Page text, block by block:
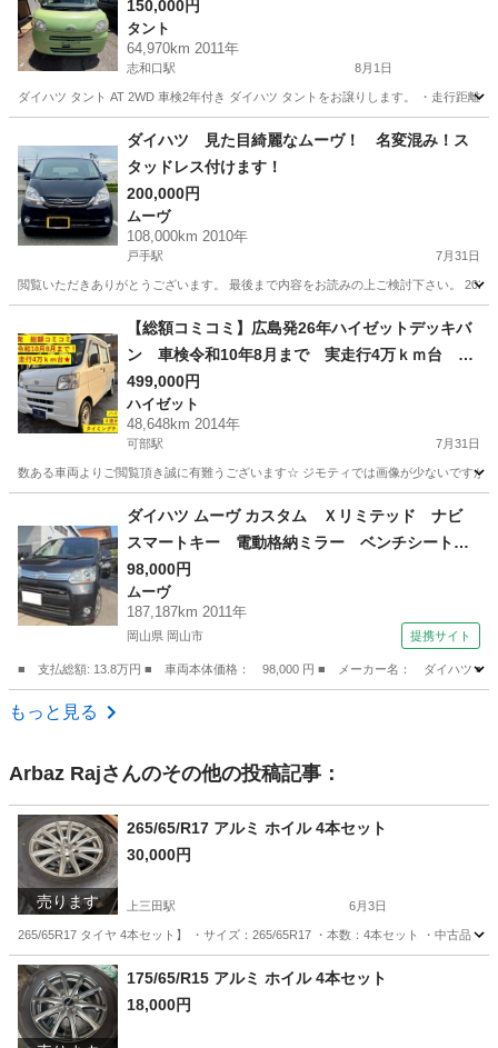
150,000円
タント
64,970km 2011年
志和口駅 8月1日
ダイハツ タント AT 2WD 車検2年付き ダイハツ タントをお譲りします。 ・走行距離
安芸高田市 志和口駅 タント
ダイハツ 見た目綺麗なムーヴ！ 名変混み！ス
タッドレス付けます！
200,000円
ムーヴ
108,000km 2010年
戸手駅 7月31日
閲覧いただきありがとうございます。 最後まで内容をお読みの上ご検討下さい。
戸手駅 ムーヴ 車両
【総額コミコミ】広島発26年ハイゼットデッキバ
ン 車検令和10年8月まで 実走行4万ｋｍ台 ハ
イルーフ ４速オートマ タイミングチェーン
修復歴無し 軽自動車 軽バン 格安
499,000円
ハイゼット
48,648km 2014年
可部駅 7月31日
数ある車両よりご閲覧頂き誠に有難うございます☆ ジモティでは画像が少ないです
可部駅 ハイゼット 車両
ダイハツ ムーヴ カスタム Ｘリミテッド ナビ
スマートキー 電動格納ミラー ベンチシート
ＣＶＴ ミュージックプレイヤー接続可 アルミ
ホイール エアコン パワーウィンドウ （検8.1
1）
98,000円
ムーヴ
187,187km 2011年
岡山県 岡山市 提携サイト
■ 支払総額: 13.8万円 ■ 車両本体価格： 98,000 円 ■ メーカー名： ダイハツ
岡山 岡山市
もっと見る
Arbaz Rajさんのその他の投稿記事：
売ります
265/65/R17 アルミ ホイル 4本セット
30,000円
上三田駅 6月3日
265/65R17 タイヤ 4本セット】 ・サイズ：265/65R17 ・本数：4本セット ・中古品
広島 安芸高田市 タイヤ、ホイール
175/65/R15 アルミ ホイル 4本セット
18,000円